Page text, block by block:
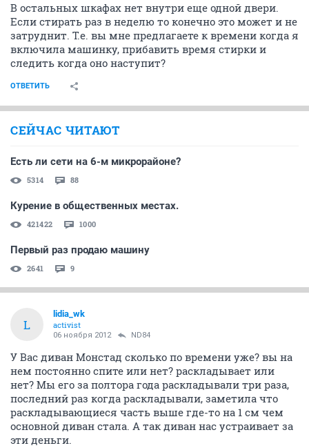
В остальных шкафах нет внутри еще одной двери.
Если стирать раз в неделю то конечно это может и не
затруднит. Т.е. вы мне предлагаете к времени когда я
включила машинку, прибавить время стирки и
следить когда оно наступит?
ОТВЕТИТЬ
СЕЙЧАС ЧИТАЮТ
Есть ли сети на 6-м микрорайоне?
5314 88
Курение в общественных местах.
421422 1000
Первый раз продаю машину
2641 9
L
lidia_wk
activist
06 ноября 2012 ND84
У Вас диван Монстад сколько по времени уже? вы на
нем постоянно спите или нет? раскладывает или
нет? Мы его за полтора года раскладывали три раза,
последний раз когда раскладывали, заметила что
раскладывающиеся часть выше где-то на 1 см чем
основной диван стала. А так диван нас устраивает за
эти деньги.